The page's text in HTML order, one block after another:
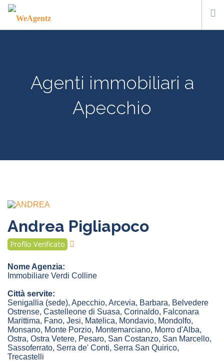
CONTACT USAgenti immobiliari a
Apecchio
Andrea Pigliapoco
Profilo Verificato
Nome Agenzia:
Immobiliare Verdi Colline
Città servite:
Senigallia (sede), Apecchio, Arcevia, Barbara, Belvedere
Ostrense, Castelleone di Suasa, Corinaldo, Falconara
Marittima, Fano, Jesi, Matelica, Mondavio, Mondolfo,
Monsano, Monte Porzio, Montemarciano, Morro d'Alba,
Ostra, Ostra Vetere, Pesaro, San Costanzo, San Marcello,
Sassoferrato, Serra de' Conti, Serra San Quirico,
Trecastelli